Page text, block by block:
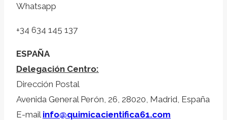
Whatsapp
+34 634 145 137
ESPAÑA
Delegación Centro:
Dirección Postal
Avenida General Perón, 26, 28020, Madrid, España
E-mail info@quimicacientifica61.com